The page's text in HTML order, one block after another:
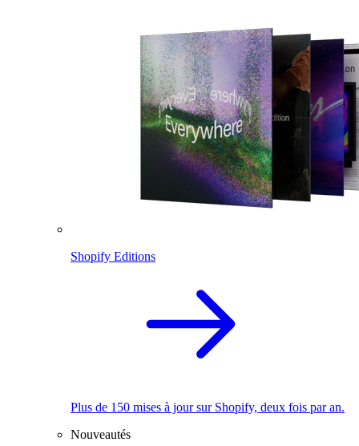
Shopify Editions
Plus de 150 mises à jour sur Shopify, deux fois par an.
Nouveautés